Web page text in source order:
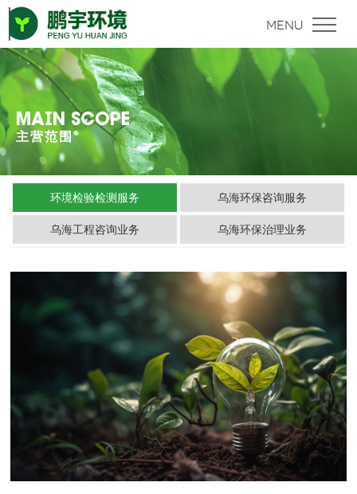
MAIN SCOPE
主营范围
环境检验检测服务 乌海环保咨询服务
乌海工程咨询业务 乌海环保治理业务